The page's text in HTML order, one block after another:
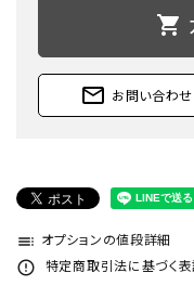
shopping_cart
mail_outline お問い合わせ
toc オプションの値段詳細
error_outline 特定商取引法に基づく